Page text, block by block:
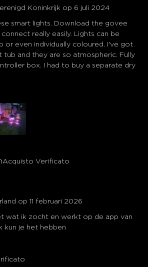
Koninkrijk op 6 juli 2024
smart lights. Download the govee
really easily. Lights can be
or even individually coloured. I've got
tub and they are so atmospheric. Fully
box. I had to buy a separate dry
Acquisto Verificato
op 11 februari 2026
wat ik zocht en werkt op de app van
kun je het hebben